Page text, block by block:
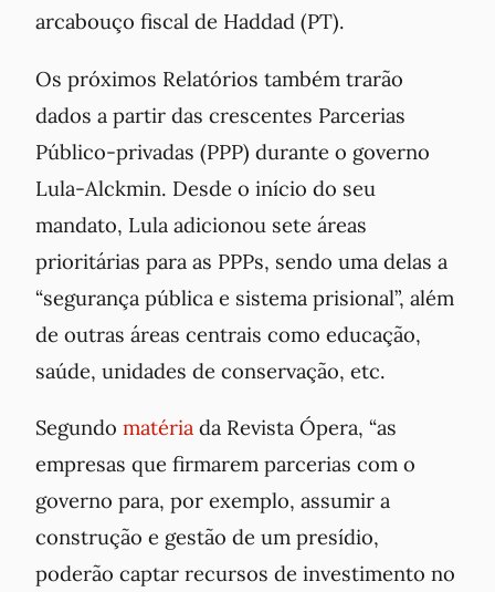
arcabouço fiscal de Haddad (PT).
Os próximos Relatórios também trarão
dados a partir das crescentes Parcerias
Público-privadas (PPP) durante o governo
Lula-Alckmin. Desde o início do seu
mandato, Lula adicionou sete áreas
prioritárias para as PPPs, sendo uma delas a
“segurança pública e sistema prisional”, além
de outras áreas centrais como educação,
saúde, unidades de conservação, etc.
Segundo matéria da Revista Ópera, “as
empresas que firmarem parcerias com o
governo para, por exemplo, assumir a
construção e gestão de um presídio,
poderão captar recursos de investimento no